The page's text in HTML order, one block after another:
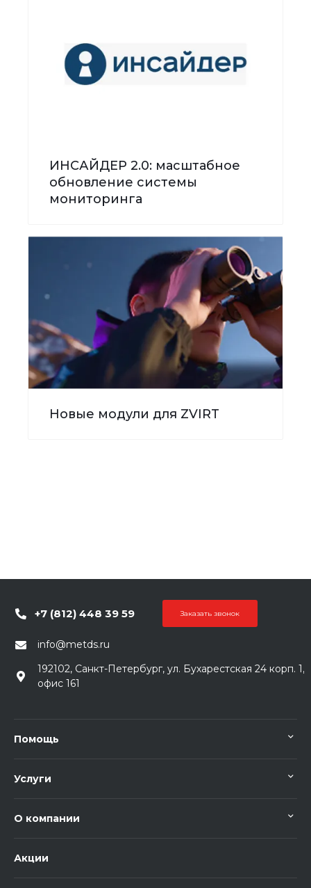
ИНСАЙДЕР 2.0: масштабное
обновление системы
мониторинга
Новые модули для ZVIRT
+7 (812) 448 39 59 Заказать звонок
info@metds.ru
192102, Санкт-Петербург, ул. Бухарестская 24 корп. 1,
офис 161
Помощь
Услуги
О компании
Акции